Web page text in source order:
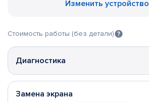
Изменить устройство
Стоимость работы (без детали)
Диагностика
Замена экрана